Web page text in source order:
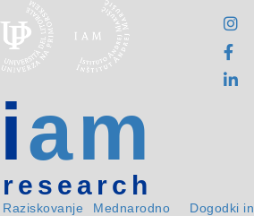
iam
research
Raziskovanje
Mednarodno
Dogodki in